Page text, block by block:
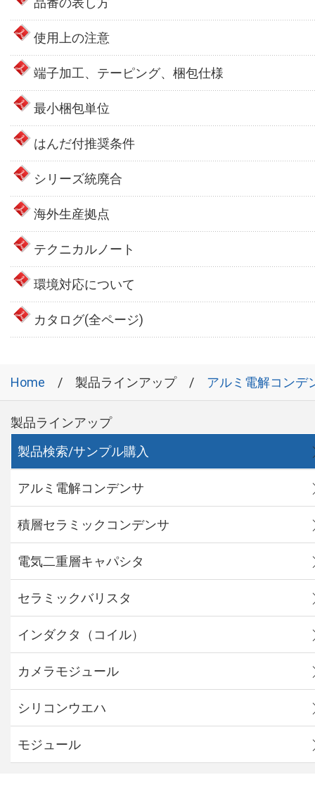
使用上の注意
端子加工、テーピング、梱包仕様
最小梱包単位
はんだ付推奨条件
シリーズ統廃合
海外生産拠点
テクニカルノート
環境対応について
カタログ(全ページ)
Home 製品ラインアップ アルミ電解コンデ
製品ラインアップ
製品検索/サンプル購入
アルミ電解コンデンサ
積層セラミックコンデンサ
電気二重層キャパシタ
セラミックバリスタ
インダクタ（コイル）
カメラモジュール
シリコンウエハ
モジュール